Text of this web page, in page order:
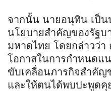
จากนั้น นายอนุทิน เป็
นโยบายสำคัญของรัฐบ
มหาดไทย โดยกล่าวว่
โอกาสในการกำหนดแ
ขับเคลื่อนภารกิจสำคัญ
และให้ตนได้พบปะพูดคุ